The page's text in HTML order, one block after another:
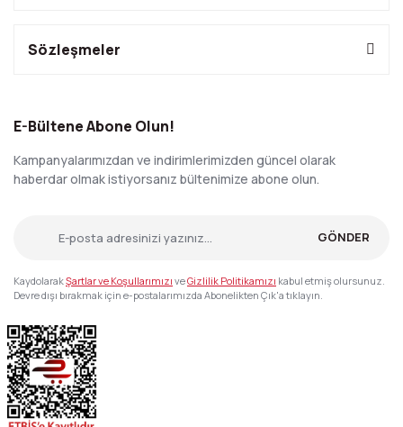
Sözleşmeler
E-Bültene Abone Olun!
Kampanyalarımızdan ve indirimlerimizden güncel olarak
haberdar olmak istiyorsanız bültenimize abone olun.
GÖNDER
KaydolarakŞartlar ve Koşullarımızı veGizlilik Politikamızı kabul etmiş olursunuz.
Devre dışı bırakmak için e-postalarımızda Abonelikten Çık'a tıklayın.